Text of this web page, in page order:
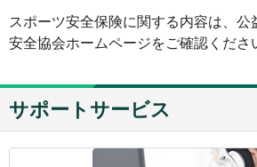
スポーツ安全保険に関する内容は、公
安全協会ホームページをご確認くださ
サポートサービス